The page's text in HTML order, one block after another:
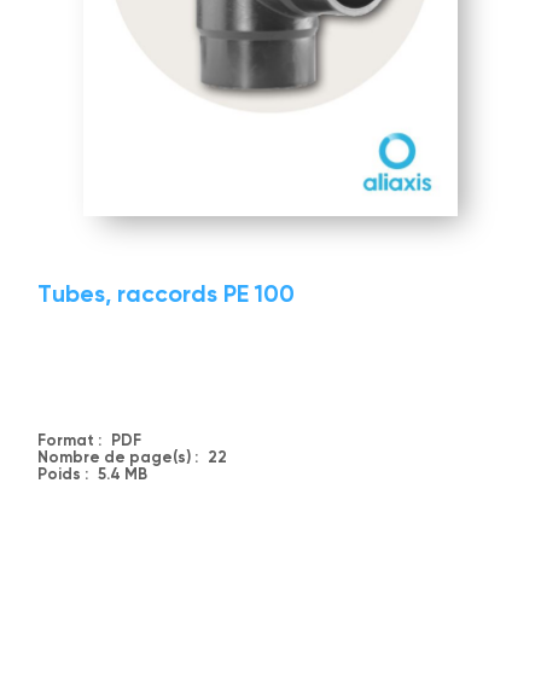
Tubes, raccords PE 100
Format : PDF
Nombre de page(s) : 22
Poids : 5.4 MB